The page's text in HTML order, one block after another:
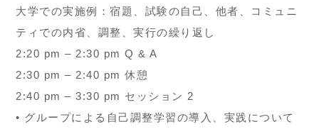
大学での実施例：宿題、試験の自己、他者、コミュニ
ティでの内省、調整、実行の繰り返し
2:20 pm – 2:30 pm Q & A
2:30 pm – 2:40 pm 休憩
2:40 pm – 3:30 pm セッション 2
• グループによる自己調整学習の導入、実践について